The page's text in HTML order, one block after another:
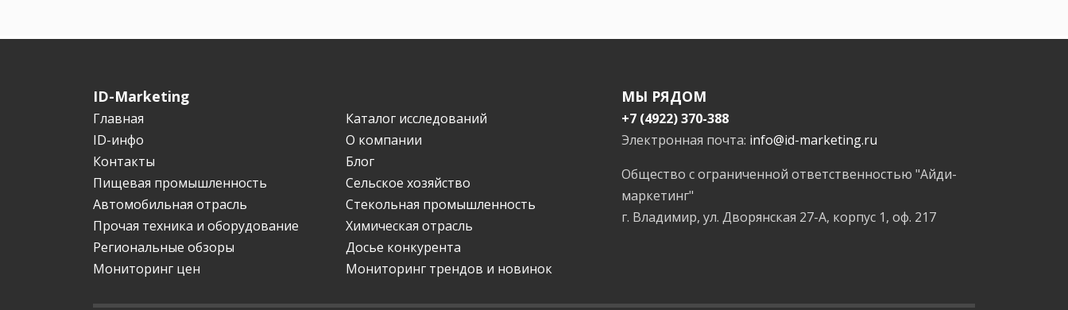
ID-Marketing
Главная
Каталог исследований
ID-инфо
О компании
Контакты
Блог
Пищевая промышленность
Сельское хозяйство
Автомобильная отрасль
Стекольная промышленность
Прочая техника и оборудование
Химическая отрасль
Региональные обзоры
Досье конкурента
Мониторинг цен
Мониторинг трендов и новинок
МЫ РЯДОМ
+7 (4922) 370-388
Электронная почта: info@id-marketing.ru
Общество с ограниченной ответственностью "Айди-
маркетинг"
г. Владимир, ул. Дворянская 27-А, корпус 1, оф. 217